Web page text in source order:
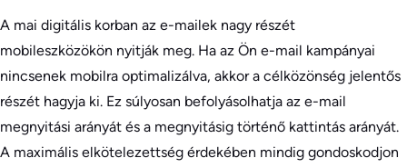
A mai digitális korban az e-mailek nagy részét
mobileszközökön nyitják meg. Ha az Ön e-mail kampányai
nincsenek mobilra optimalizálva, akkor a célközönség jelentős
részét hagyja ki. Ez súlyosan befolyásolhatja az e-mail
megnyitási arányát és a megnyitásig történő kattintás arányát.
A maximális elkötelezettség érdekében mindig gondoskodjon